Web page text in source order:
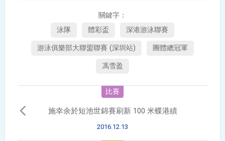
關鍵字：
泳隊
體彩盃 深港游泳聯賽
游泳俱樂部大聯盟聯賽 (深圳站) 團體總冠軍
馮雪盈
比賽
施幸余於短池世錦賽刷新 100 米蝶港績
2016.12.13